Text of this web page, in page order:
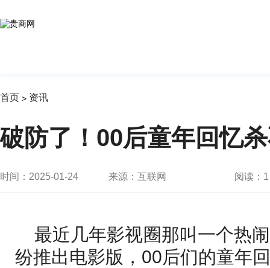
首页 > 资讯
破防了！00后童年回忆
时间：2025-01-24 来源：互联网 阅读： 1
最近几年影视圈那叫一个热
纷推出电影版，00后们的童年